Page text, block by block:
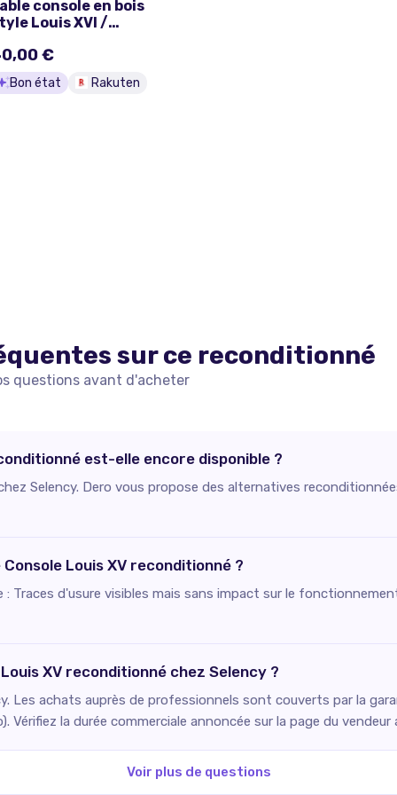
console en bois
Louis XVI /
€
Bon état Rakuten
sur ce reconditionné
questions avant d'acheter
est-elle encore disponible ?
Selency. Dero vous propose des alternatives
Louis XV reconditionné ?
Traces d'usure visibles mais sans impact sur le
XV reconditionné chez Selency ?
Les achats auprès de professionnels sont couverts par la
Vérifiez la durée commerciale annoncée sur la page du
Voir plus de questions